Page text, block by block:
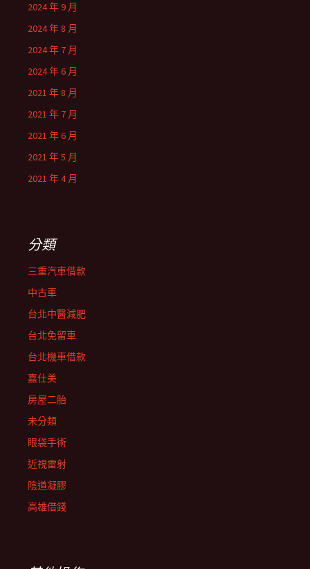
2024 年 9 月
2024 年 8 月
2024 年 7 月
2024 年 6 月
2021 年 8 月
2021 年 7 月
2021 年 6 月
2021 年 5 月
2021 年 4 月
分類
三重汽車借款
中古車
台北中醫減肥
台北免留車
台北機車借款
嘉仕美
房屋二胎
未分類
眼袋手術
近視雷射
陰道凝膠
高雄借錢